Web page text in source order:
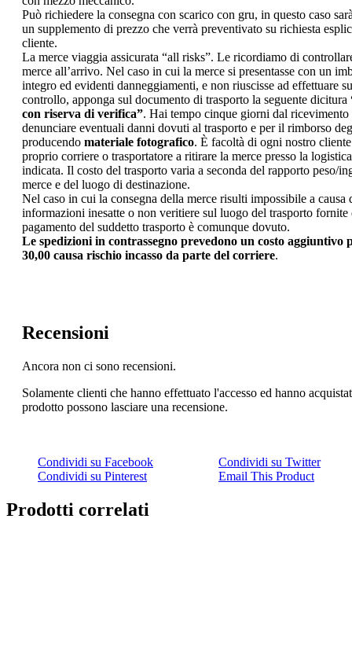
Può richiedere la consegna con scarico con gru, in questo caso
un supplemento di prezzo che verrà preventivato su richiesta
cliente.
La merce viaggia assicurata “all risks”. Le ricordiamo di
merce all’arrivo. Nel caso in cui la merce si presentasse con un
integro ed evidenti danneggiamenti, e non riuscisse ad effettuare
controllo, apponga sul documento di trasporto la seguente dicitura
con riserva di verifica”. Hai tempo cinque giorni dal ricevimento
denunciare eventuali danni dovuti al trasporto e per il rimborso
producendo materiale fotografico. È facoltà di ogni nostro
proprio corriere o trasportatore a ritirare la merce presso la
indicata. Il costo del trasporto varia a seconda del rapporto peso/
merce e del luogo di destinazione.
Nel caso in cui la consegna della merce risulti impossibile a causa
informazioni inesatte o non veritiere sul luogo del trasporto
pagamento del suddetto trasporto è comunque dovuto.
Le spedizioni in contrassegno prevedono un costo aggiuntivo
30,00 causa rischio incasso da parte del corriere.
Recensioni
Ancora non ci sono recensioni.
Solamente clienti che hanno effettuato l'accesso ed hanno
prodotto possono lasciare una recensione.
Condividi su Facebook
Condividi su Twitter
Condividi su Pinterest
Email This Product
Prodotti correlati